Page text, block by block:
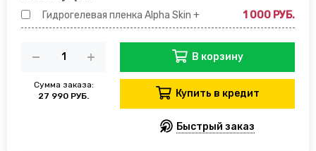
Гидрогелевая пленка Alpha Skin + 1 000 РУБ.
Сумма заказа:
27 990 РУБ.
В корзину
Купить в кредит
Быстрый заказ